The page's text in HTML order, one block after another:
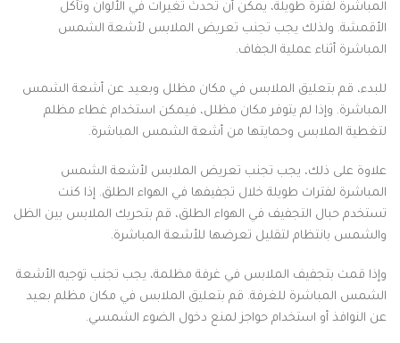
المباشرة لفترة طويلة، يمكن أن تحدث تغيرات في الألوان وتآكل
الأقمشة. ولذلك يجب تجنب تعريض الملابس لأشعة الشمس
المباشرة أثناء عملية الجفاف.
للبدء، قم بتعليق الملابس في مكان مظلل وبعيد عن أشعة الشمس
المباشرة. وإذا لم يتوفر مكان مظلل، فيمكن استخدام غطاء مظلم
لتغطية الملابس وحمايتها من أشعة الشمس المباشرة.
علاوة على ذلك، يجب تجنب تعريض الملابس لأشعة الشمس
المباشرة لفترات طويلة خلال تجفيفها في الهواء الطلق. إذا كنت
تستخدم حبال التجفيف في الهواء الطلق، قم بتحريك الملابس بين الظل
والشمس بانتظام لتقليل تعرضها للأشعة المباشرة.
وإذا قمت بتجفيف الملابس في غرفة مظلمة، يجب تجنب توجيه الأشعة
الشمس المباشرة للغرفة. قم بتعليق الملابس في مكان مظلم بعيد
عن النوافذ أو استخدام حواجز لمنع دخول الضوء الشمسي.